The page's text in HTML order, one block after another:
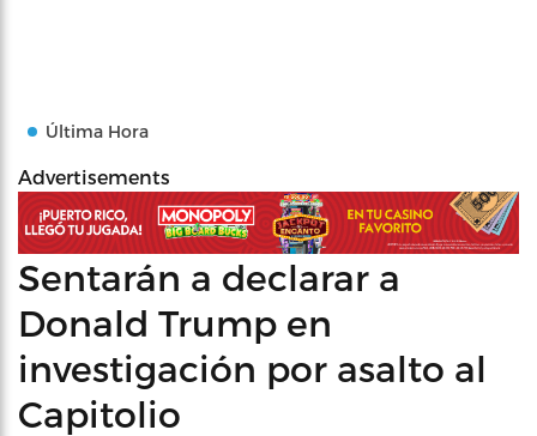
Última Hora
Advertisements
Sentarán a declarar a
Donald Trump en
investigación por asalto al
Capitolio